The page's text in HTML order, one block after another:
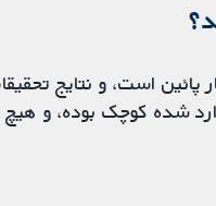
است، و نتایج
شده کوچک بوده، و